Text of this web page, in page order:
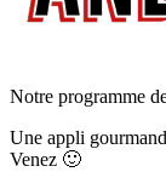
Notre programme
Une appli
Venez 🙂